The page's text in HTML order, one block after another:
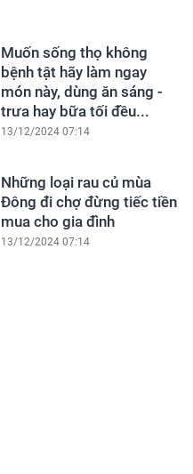
Muốn sống thọ không
bệnh tật hãy làm ngay
món này, dùng ăn sáng -
trưa hay bữa tối đều...
13/12/2024 07:14
Những loại rau củ mùa
Đông đi chợ đừng tiếc tiền
mua cho gia đình
13/12/2024 07:14